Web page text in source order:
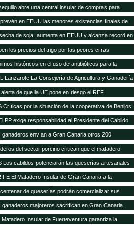
animal
abre una central insular de compras para
en EEUU las menores existencias finales de
años
de soja: aumenta en EEUU y alcanza record en
los precios del trigo por las peores cifras
históricos en el uso de antibióticos para la
Lanzarote La Consejería de Agricultura y Ganadería
las subvenciones de 2013 del Gobierno regional
agrícola y ganadero de la isla
de que la UE pone en riesgo el REF
Críticas por la situación de la cooperativa de Benijos
PP exige responsabilidad al Presidente del Cabildo
del Matadero Insular
ganaderos envían a Gran Canaria otros 200
del sector porcino critican que el matadero
al 50%
Los cabildos potenciarán las queserías artesanales
del medio rural
El Matadero Insular de Gran Canaria a la
Archipiélago con más de 894.346 animales
el transcurso de 2012
de queserías podrán comercializar sus
ganaderos majoreros sacrifican en Gran Canaria
Matadero Insular de Fuerteventura garantiza la